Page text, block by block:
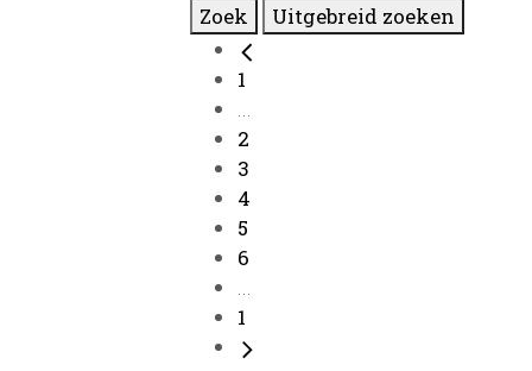
Zoek Uitgebreid zoeken
1
...
2
3
4
5
6
...
1